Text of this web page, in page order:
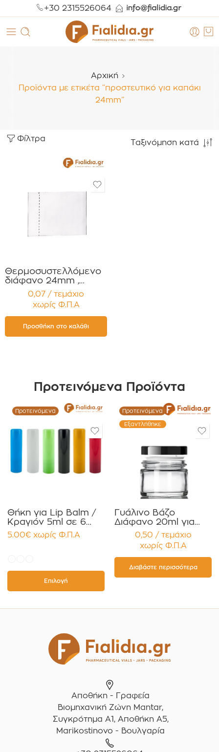
+30 2315526064
Αρχική
Προϊόντα με ετικέτα “προστευτικό για καπάκι
24mm”
Φίλτρα Ταξινόμηση κατά
Θερμοσυστελλόμενο
διάφανο 24mm ,
Συμβατό με πώμα
Αλουμινίου PP24 και
Βακελίτη PP24 για
Σιρόπια , Έλαια,
Βάμματα Αρώματα
Συσκευασία 12
0,07 / τεμάχιο
χωρίς Φ.Π.Α
Προσθήκη στο καλάθι
Προτεινόμενα Προϊόντα
Προτεινόμενα
Θήκη για Lip Balm /
Κραγιόν 5ml σε 6
χρώματα Πακέτο
10τεμ.
5.00€ χωρίς Φ.Π.Α
Επιλογή
Προτεινόμενα
Εξαντλήθηκε
Γυάλινο Βάζο
Διάφανο 20ml για
Κρέμες και
Κηραλοιφές με
Μαύρο Γυαλιστερό
Καπάκι Παρέμβυσμα
Συσκευασία 12
τεμαχίων
0,50 / τεμάχιο
χωρίς Φ.Π.Α
Διαβάστε περισσότερα
Αποθήκη - Γραφεία
Βιομηχανική Ζώνη Mantar,
Συγκρότημα A1, Αποθήκη Α5,
Marikostinovo - Βουλγαρία